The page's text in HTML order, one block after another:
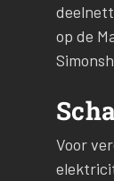
op de
Voor